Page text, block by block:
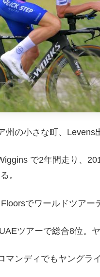
州の小さな町、
で2年間走り、
。
でワールドツアー
ツアーで総合8位。
マンディでもヤングラ